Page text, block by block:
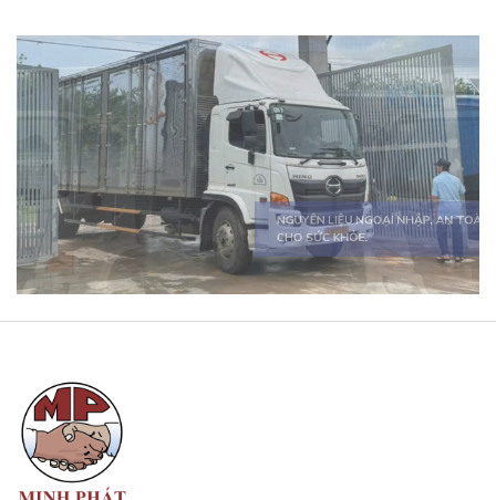
SẢN PHẨM ĐA DẠNG, ĐÁP ỨNG MỌI
NHU CẦU.